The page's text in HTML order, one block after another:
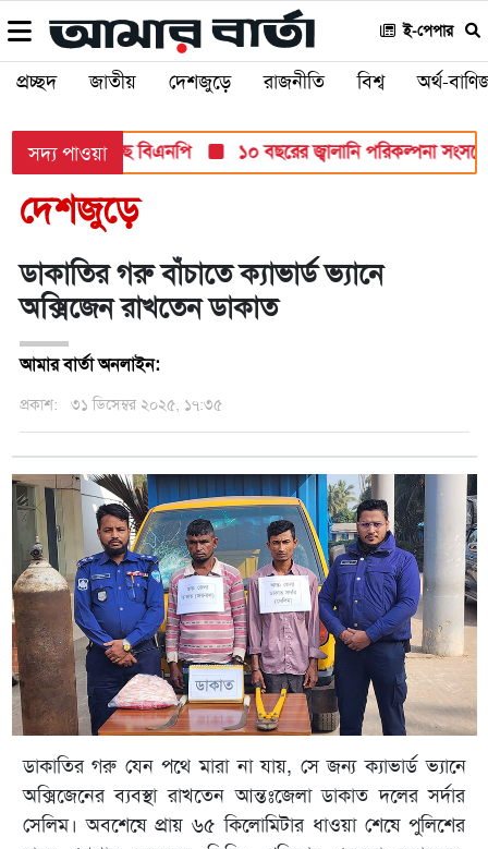
ই-পেপার
প্রচ্ছদ জাতীয় দেশজুড়ে রাজনীতি বিশ্ব অর্থ-
সদ্য পাওয়া
মনোনয়ন দিচ্ছে বিএনপি ১০ বছরের জ্বালানি পরিকল্পনা সংসদে
দেশজুড়ে
ডাকাতির গরু বাঁচাতে ক্যাভার্ড ভ্যানে
অক্সিজেন রাখতেন ডাকাত
আমার বার্তা অনলাইন:
প্রকাশ: ৩১ ডিসেম্বর ২০২৫, ১৭:৩৫
ডাকাতির গরু যেন পথে মারা না যায়, সে জন্য ক্যাভার্ড ভ্যানে
অক্সিজেনের ব্যবস্থা রাখতেন আন্তঃজেলা ডাকাত দলের সর্দার
সেলিম। অবশেষে প্রায় ৬৫ কিলোমিটার ধাওয়া শেষে পুলিশের